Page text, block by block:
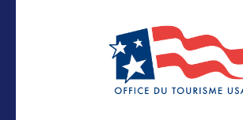
emmanuelle@orkestra-
Contact grand